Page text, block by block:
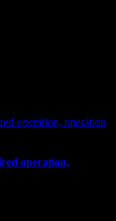
operation,